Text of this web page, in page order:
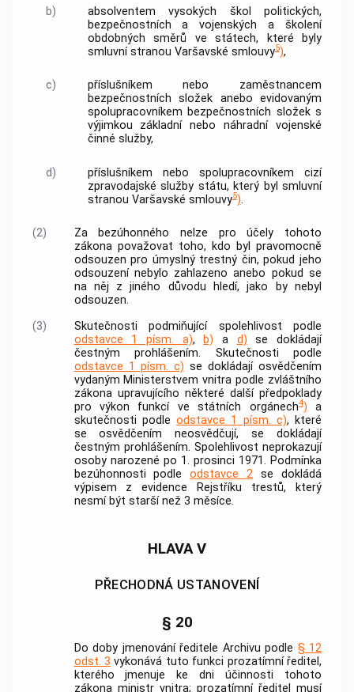
b)
absolventem vysokých škol politických,
bezpečnostních a vojenských a školení
obdobných směrů ve státech, které byly
smluvní stranou Varšavské smlouvy5),
c)
příslušníkem nebo zaměstnancem
bezpečnostních složek anebo evidovaným
spolupracovníkem bezpečnostních složeks
výjimkou základní nebo náhradní vojenské
činné služby,
d)
příslušníkem nebo spolupracovníkem cizí
zpravodajské služby státu, který byl smluvní
stranou Varšavské smlouvy5).
(2)
Za bezúhonného nelze pro účely tohoto
zákona považovat toho, kdo byl pravomocně
odsouzen pro úmyslný trestný čin, pokud jeho
odsouzení nebylo zahlazeno anebo pokud se
na něj z jiného důvodu hledí, jako by nebyl
odsouzen.
(3)
Skutečnosti podmiňující spolehlivost podle
odstavce 1 písm. a), b) a d) se dokládají
čestným prohlášením. Skutečnosti podle
odstavce 1 písm. c) se dokládají osvědčením
vydaným Ministerstvem vnitra podle zvláštního
zákona upravujícího některé další předpoklady
pro výkon funkcí ve státních orgánech4) a
skutečnosti podle odstavce 1 písm. c), které
se osvědčením neosvědčují, se dokládají
čestným prohlášením. Spolehlivost neprokazují
osoby narozené po 1. prosinci 1971. Podmínka
bezúhonnosti podleodstavce 2 se dokládá
výpisem z evidence Rejstříku trestů, který
nesmí být starší než 3 měsíce.
HLAVA V
PŘECHODNÁ USTANOVENÍ
§ 20
Do doby jmenování ředitele Archivu podle § 12
odst. 3 vykonává tuto funkci prozatímní ředitel,
kterého jmenuje ke dni účinnosti tohoto
zákona ministr vnitra; prozatímní ředitel musí